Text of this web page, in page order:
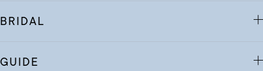
BRIDAL
GUIDE